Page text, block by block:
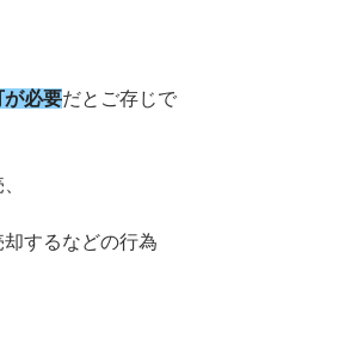
が必要だとご存じで
するなどの行為